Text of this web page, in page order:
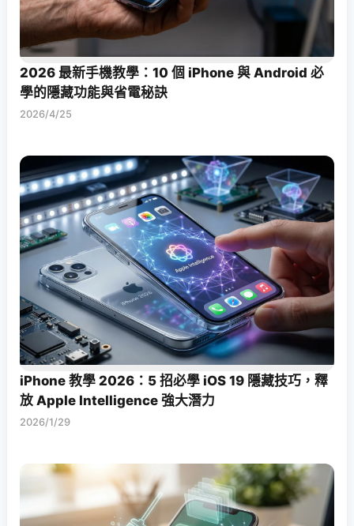
2026 最新手機教學：10 個 iPhone 與 Android 必
學的隱藏功能與省電秘訣
2026/4/25
iPhone 教學 2026：5 招必學 iOS 19 隱藏技巧，釋
放 Apple Intelligence 強大潛力
2026/1/29